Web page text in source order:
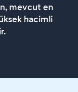
mevcut en
hacimli